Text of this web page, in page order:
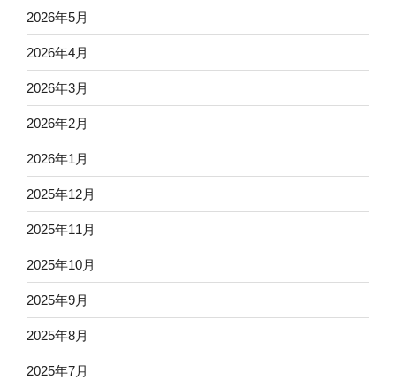
2026年5月
2026年4月
2026年3月
2026年2月
2026年1月
2025年12月
2025年11月
2025年10月
2025年9月
2025年8月
2025年7月